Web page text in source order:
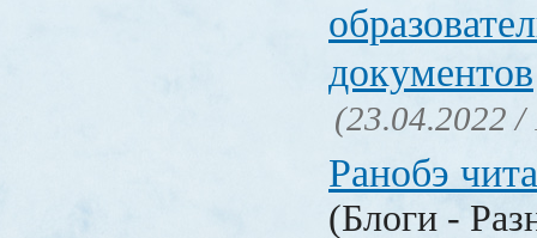
документов
(23.04.2022 /
Ранобэ
(Блоги -